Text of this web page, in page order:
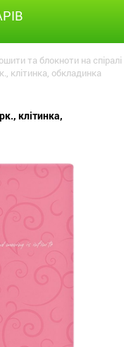
та блокноти на спіралі
клітинка, обкладинка
клітинка,